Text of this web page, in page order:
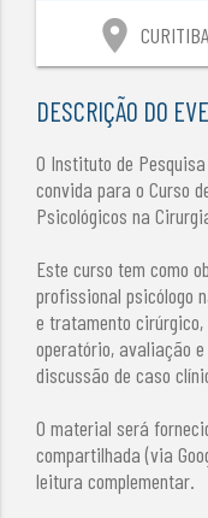
location_on
DESCRIÇÃO DO
O Instituto de
convida para o Curso
Psicológicos na
Este curso tem como
profissional psicólogo
e tratamento cirúrgico,
operatório, avaliação
discussão de caso
O material será
compartilhada (via
leitura complementar.